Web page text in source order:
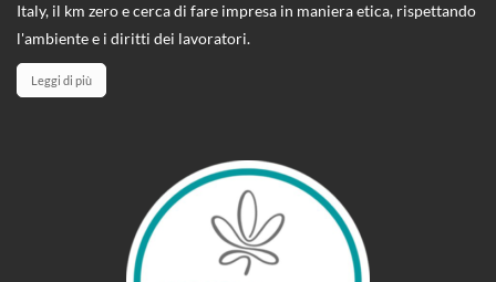
Italy, il km zero e cerca di fare impresa in maniera etica, rispettando
l'ambiente e i diritti dei lavoratori.
Leggi di più